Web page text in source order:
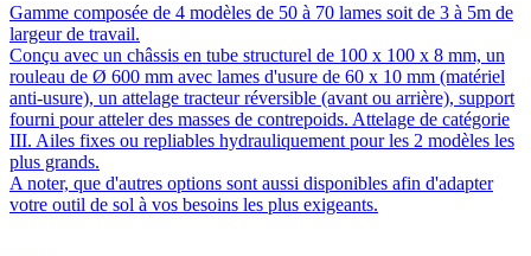
Gamme composée de 4 modèles de 50 à 70 lames soit de 3 à 5m de
largeur de travail.
Conçu avec un châssis en tube structurel de 100 x 100 x 8 mm, un
rouleau de Ø 600 mm avec lames d'usure de 60 x 10 mm (matériel
anti-usure), un attelage tracteur réversible (avant ou arrière), support
fourni pour atteler des masses de contrepoids. Attelage de catégorie
III. Ailes fixes ou repliables hydrauliquement pour les 2 modèles les
plus grands.
A noter, que d'autres options sont aussi disponibles afin d'adapter
votre outil de sol à vos besoins les plus exigeants.